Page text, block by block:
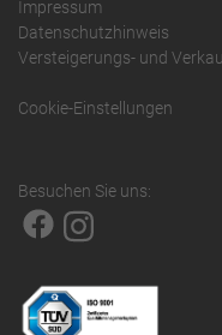
Impressum
Datenschutzhinweis
Versteigerungs- und
Cookie-Einstellungen
Besuchen Sie uns: